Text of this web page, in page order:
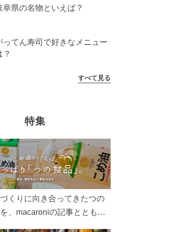
阜県の名物といえば？
ってん寿司で好きなメニュー
？
すべて見る
特集
くりに向き合ってきたつの
、macaroniの記事とともに